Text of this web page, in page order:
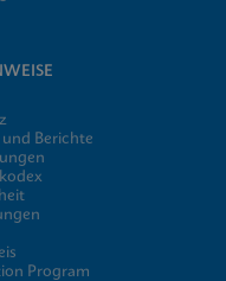
Berichte
Program